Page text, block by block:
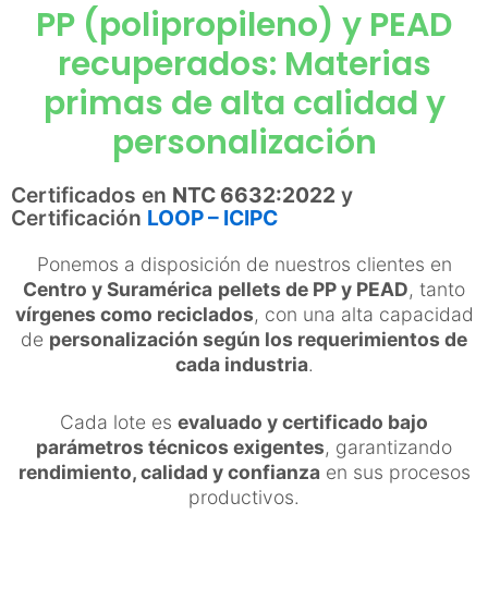
PP (polipropileno) y PEAD
recuperados: Materias
primas de alta calidad y
personalización
Certificados en NTC 6632:2022 y
Certificación LOOP – ICIPC
Ponemos a disposición de nuestros clientes en
Centro y Suramérica pellets de PP y PEAD, tanto
vírgenes como reciclados, con una alta capacidad
de personalización según los requerimientos de
cada industria.
Cada lote es evaluado y certificado bajo
parámetros técnicos exigentes, garantizando
rendimiento, calidad y confianzaen sus procesos
productivos.